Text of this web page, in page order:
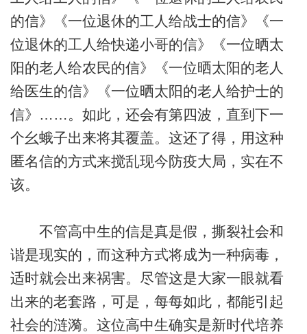
的信》《一位退休的工人给战士的信》《一
位退休的工人给快递小哥的信》《一位晒太
阳的老人给农民的信》《一位晒太阳的老人
给医生的信》《一位晒太阳的老人给护士的
信》……。如此，还会有第四波，直到下一
个幺蛾子出来将其覆盖。这还了得，用这种
匿名信的方式来搅乱现今防疫大局，实在不
该。
不管高中生的信是真是假，撕裂社会和
谐是现实的，而这种方式将成为一种病毒，
适时就会出来祸害。尽管这是大家一眼就看
出来的老套路，可是，每每如此，都能引起
社会的涟漪。这位高中生确实是新时代培养